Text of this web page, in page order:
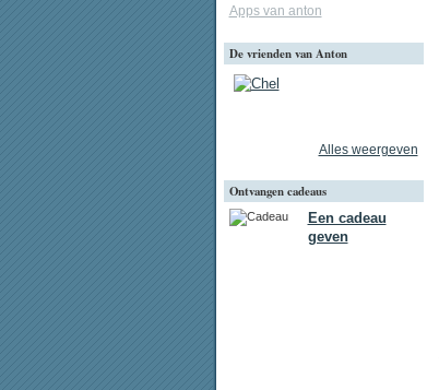
Apps van anton
De vrienden van Anton
Alles weergeven
Ontvangen cadeaus
Een cadeau
geven